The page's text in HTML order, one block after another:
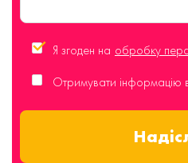
Я згоден на обробку
Отримувати інформацію